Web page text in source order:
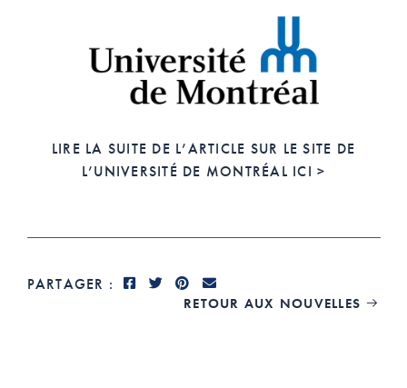
LIRE LA SUITE DE L’ARTICLE SUR LE SITE DE
L’UNIVERSITÉ DE MONTRÉAL ICI >
PARTAGER :
RETOUR AUX NOUVELLES 